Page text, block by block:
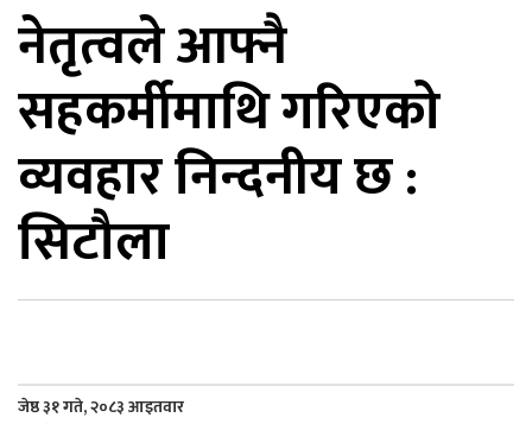
नेतृत्वले आफ्नै
सहकर्मीमाथि गरिएको
व्यवहार निन्दनीय छ :
सिटौला
जेष्ठ ३१ गते, २०८३ आइतवार